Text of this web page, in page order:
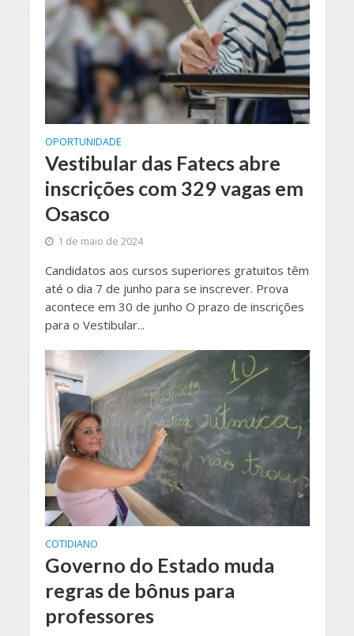
OPORTUNIDADE
Vestibular das Fatecs abre
inscrições com 329 vagas em
Osasco
1 de maio de 2024
Candidatos aos cursos superiores gratuitos têm
até o dia 7 de junho para se inscrever. Prova
acontece em 30 de junho O prazo de inscrições
para o Vestibular...
COTIDIANO
Governo do Estado muda
regras de bônus para
professores